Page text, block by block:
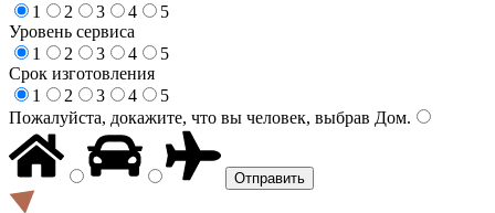
1
2 3 4
5
Уровень сервиса
1
2 3 4
5
Срок изготовления
1
2 3 4
5
Пожалуйста, докажите, что вы человек, выбрав Дом.